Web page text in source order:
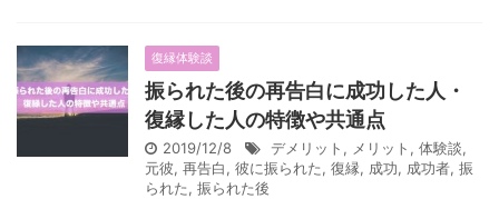
復縁体験談
振られた後の再告白に成功した人・
復縁した人の特徴や共通点
2019/12/8 デメリット , メリット , 体験談,
元彼, 再告白, 彼に振られた, 復縁, 成功, 成功者, 振
られた, 振られた後